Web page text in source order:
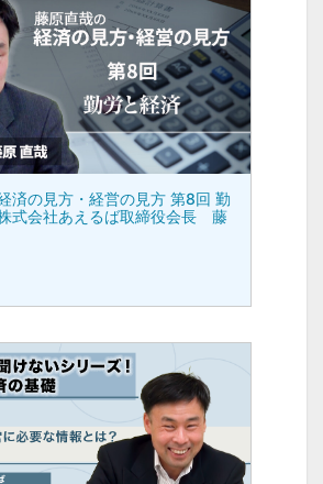
済の見方・経営の見方 第8回 勤
式会社あえるば取締役会長 藤